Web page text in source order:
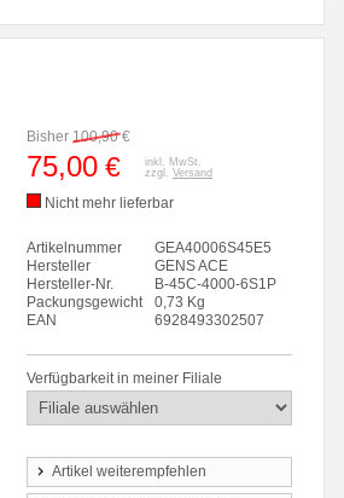
Bisher 100,90€
75,00 €
inkl. MwSt.
zzgl. Versand
Nicht mehr lieferbar
Artikelnummer
GEA40006S45E5
Hersteller
GENS ACE
Hersteller-Nr.
B-45C-4000-6S1P
Packungsgewicht
0,73 Kg
EAN
6928493302507
Verfügbarkeit in meiner Filiale
Artikel weiterempfehlen